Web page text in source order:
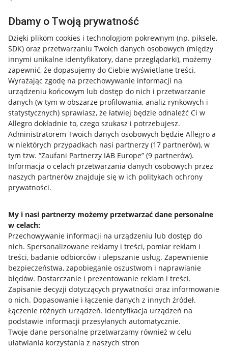
Dbamy o Twoją prywatność
Dzięki plikom cookies i technologiom pokrewnym (np. piksele,
SDK) oraz przetwarzaniu Twoich danych osobowych (między
innymi unikalne identyfikatory, dane przeglądarki), możemy
zapewnić, że dopasujemy do Ciebie wyświetlane treści.
Wyrażając zgodę na przechowywanie informacji na
urządzeniu końcowym lub dostęp do nich i przetwarzanie
danych (w tym w obszarze profilowania, analiz rynkowych i
statystycznych) sprawiasz, że łatwiej będzie odnaleźć Ci w
Allegro dokładnie to, czego szukasz i potrzebujesz.
Administratorem Twoich danych osobowych będzie Allegro a
w niektórych przypadkach nasi partnerzy (17 partnerów), w
tym tzw. “Zaufani Partnerzy IAB Europe” (9 partnerów).
Informacja o celach przetwarzania danych osobowych przez
naszych partnerów znajduje się w ich politykach ochrony
prywatności.
My i nasi partnerzy możemy przetwarzać dane personalne
w celach:
Przechowywanie informacji na urządzeniu lub dostęp do
nich. Spersonalizowane reklamy i treści, pomiar reklam i
treści, badanie odbiorców i ulepszanie usług. Zapewnienie
bezpieczeństwa, zapobieganie oszustwom i naprawianie
błędów. Dostarczanie i prezentowanie reklam i treści.
Zapisanie decyzji dotyczących prywatności oraz informowanie
o nich. Dopasowanie i łączenie danych z innych źródeł.
Łączenie różnych urządzeń. Identyfikacja urządzeń na
podstawie informacji przesyłanych automatycznie.
Twoje dane personalne przetwarzamy również w celu
ułatwiania korzystania z naszych stron
Przydatne informacje
Jak to działa
Allegro Gadane dla sprzedających
Allegro Gadane dla kupujących
Mapa miejscowości
Informacje prawne
Regulamin
Polityka plików "cookies"
Ustawienia plików "cookies"